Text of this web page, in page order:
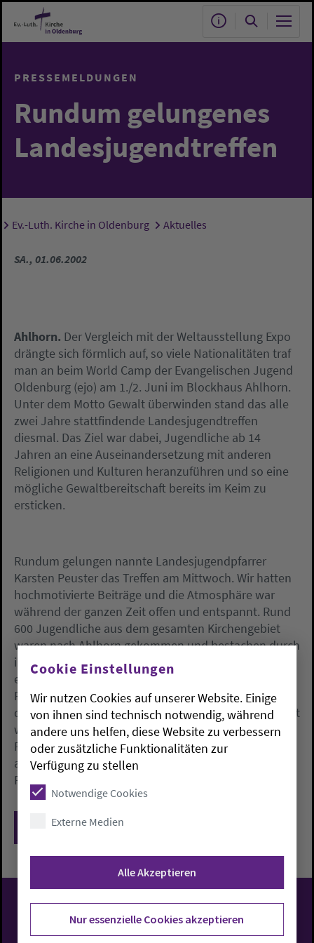
Zum Hauptinhalt springen
PRESSEMELDUNGEN
Rundum gelungenes
Landesjugendtreffen
Sie sind hier:
Ev.-Luth. Kirche in Oldenburg Aktuelles
SA., 01.06.2002
Ahlhorn. Der Vergleich mit der Weltausstellung Expo
drängte sich förmlich auf, so viele Nationalitäten traf
man an beim World Camp der Evangelischen Jugend
Oldenburg (ejo) am 1./2. Juni im Blockhaus Ahlhorn.
Unter dem Motto Gewalt überwinden stand das alle
zwei Jahre stattfindende Landesjugendtreffen
diesmal. Das Ziel war dabei, Jugendliche ab 14
Jahren an eine Auseinandersetzung mit anderen
Religionen und Kulturen heranzuführen und so eine
mögliche Gewaltbereitschaft bereits im Keim zu
ersticken.
Rundum gelungen nannte Landesjugendpfarrer
Karsten Peuster das Treffen am Mittwoch. Wir hatten
hochmotivierte Beiträge und die Atmosphäre war
während der ganzen Zeit offen und entspannt. Rund
600 Jugendliche aus dem gesamten Kirchengebiet
waren nach Ahlhorn gekommen und bestachen durch
ihre einfallsreiche Aufarbeitung der Thematik. Da gab
es fantasievolle Länderpavillons und mitreißende
Programme, einen irischen Pub und ein Busch-Café,
da konnten Didgeridoos gebastelt oder Trolle gesucht
werden. Ein Gottesdienst, nächtliche
Filmvorführungen und Musik von der Band Surround
aus Reekenfeld rundeten das 20stündige NonStop-
Programm ab.
Zurück
Evangelisch-Lutherische
Cookie Einstellungen
Wir nutzen Cookies auf unserer Website. Einige
von ihnen sind technisch notwendig, während
andere uns helfen, diese Website zu verbessern
oder zusätzliche Funktionalitäten zur
Verfügung zu stellen
Notwendige Cookies
Externe Medien
Alle Akzeptieren
Nur essenzielle Cookies akzeptieren